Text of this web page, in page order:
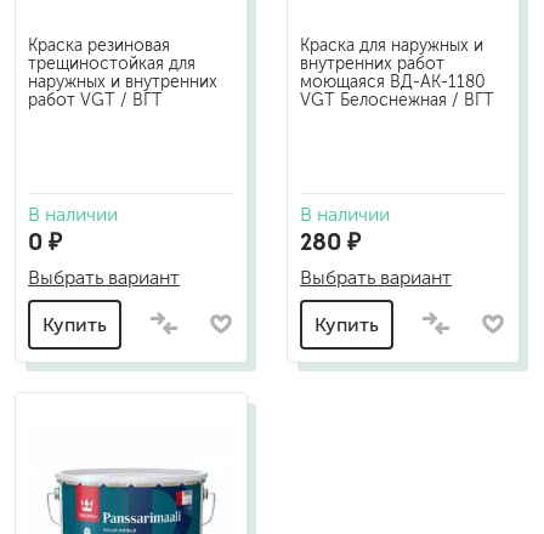
Краска резиновая
трещиностойкая для
наружных и внутренних
работ VGT / ВГТ
В наличии
0 ₽
Выбрать вариант
Купить
Краска для наружных и
внутренних работ
моющаяся ВД-АК-1180
VGT Белоснежная / ВГТ
В наличии
280 ₽
Выбрать вариант
Купить